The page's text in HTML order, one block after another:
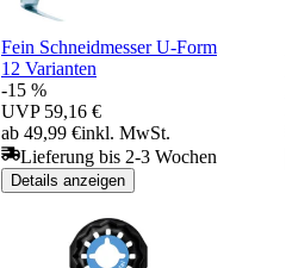
Fein Schneidmesser U-Form
12 Varianten
-15 %
UVP 59,16 €
ab 49,99 €inkl. MwSt.
Lieferung bis 2-3 Wochen
Details anzeigen